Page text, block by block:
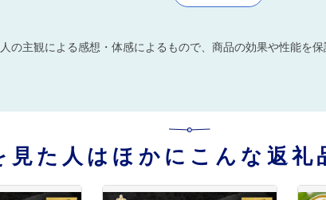
の主観による感想・体感によるもので、商品の効果や性能を保
見た人はほかにこんな返礼